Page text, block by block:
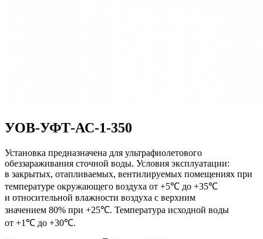
УОВ-УФТ-АС-1-350
Установка предназначена для ультрафиолетового
обеззараживания сточной воды. Условия эксплуатации:
в закрытых, отапливаемых, вентилируемых помещениях при
температуре окружающего воздуха от +5℃ до +35℃
и относительной влажности воздуха с верхним
значением 80% при +25℃. Температура исходной воды
от +1℃ до +30℃.